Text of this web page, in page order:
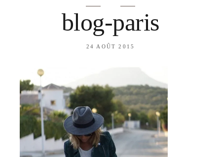
blog-paris
24 AOÛT 2015